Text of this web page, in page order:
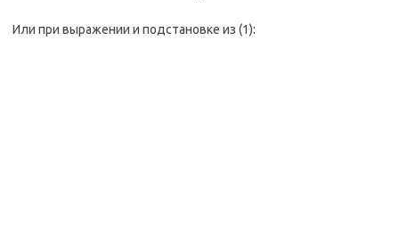
Или при выражении и подстановке из (1):